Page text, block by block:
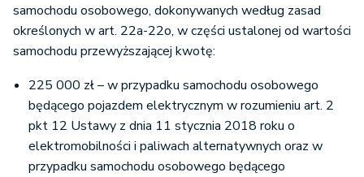
samochodu osobowego, dokonywanych według zasad
określonych w art. 22a-22o, w części ustalonej od wartości
samochodu przewyższającej kwotę:
225 000 zł – w przypadku samochodu osobowego
będącego pojazdem elektrycznym w rozumieniu art. 2
pkt 12 Ustawy z dnia 11 stycznia 2018 roku o
elektromobilności i paliwach alternatywnych oraz w
przypadku samochodu osobowego będącego